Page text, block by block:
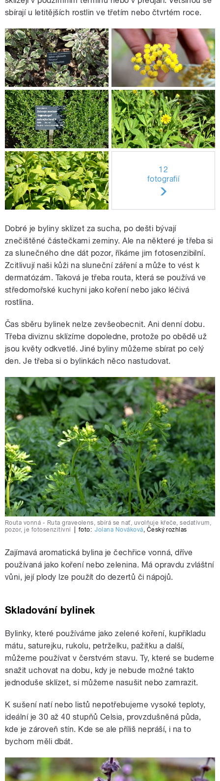
sbírají u letitějších rostlin ve třetím nebo čtvrtém roce.
12
fotografií
Dobré je byliny sklízet za sucha, po dešti bývají
znečištěné částečkami zeminy. Ale na některé je třeba si
za slunečného dne dát pozor, říkáme jim fotosenzibilní.
Zcitlivují naši kůži na sluneční záření a může to vést k
dermatózám. Taková je třeba routa, která se používá ve
středomořské kuchyni jako koření nebo jako léčivá
rostlina.
Čas sběru bylinek nelze zevšeobecnit. Ani denní dobu.
Třeba diviznu sklízíme dopoledne, protože po obědě už
jsou květy odkvetlé. Jiné byliny můžeme sbírat po celý
den. Je třeba si o bylinkách něco nastudovat.
Routa vonná - Ruta graveolens, sbírá se nať, uvolňuje křeče, sedativum,
pozor, je fotosenzitivní
foto: Jolana Nováková Český rozhlas
Zajímavá aromatická bylina je čechřice vonná, dříve
používaná jako koření nebo zelenina. Má opravdu zvláštní
vůni, její plody lze použít do dezertů či nápojů.
Skladování bylinek
Bylinky, které používáme jako zelené koření, kupříkladu
mátu, saturejku, rukolu, petrželku, pažitku a další,
můžeme používat v čerstvém stavu. Ty, které se budeme
snažit uchovat na dobu, kdy je nebude možné takto
jednoduše sklízet, si můžeme nasušit nebo zamrazit.
K sušení natí nebo listů nepotřebujeme vysoké teploty,
ideální je 30 až 40 stupňů Celsia, provzdušněná půda,
kde je zároveň stín. Kde se ale příliš nepráší, i na to
bychom měli dbát.